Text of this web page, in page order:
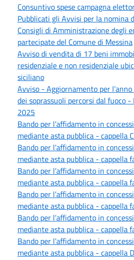
Consuntivo spese campagna
Pubblicati gli Avvisi per la nomina
Consigli di Amministrazione degli
partecipate del Comune di Messina
Avviso di vendita di 17 beni
residenziale e non residenziale
siciliano
Avviso - Aggiornamento per
dei soprassuoli percorsi dal fuoco
2025
Bando per l’affidamento in
mediante asta pubblica - cappella
Bando per l’affidamento in
mediante asta pubblica - cappella
Bando per l’affidamento in
mediante asta pubblica - cappella
Bando per l’affidamento in
mediante asta pubblica - cappella
Bando per l’affidamento in
mediante asta pubblica - cappella
Bando per l’affidamento in
mediante asta pubblica - cappella